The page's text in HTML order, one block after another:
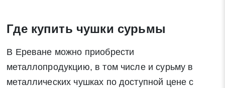
Где купить чушки сурьмы
В Ереване можно приобрести
металлопродукцию, в том числе и сурьму в
металлических чушках по доступной цене с